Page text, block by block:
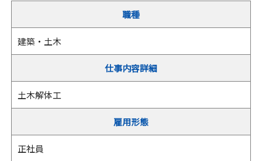
職種
建築・土木
仕事内容詳細
土木解体工
雇用形態
正社員